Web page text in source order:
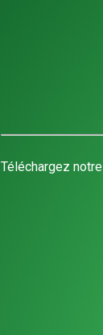
Téléchargez